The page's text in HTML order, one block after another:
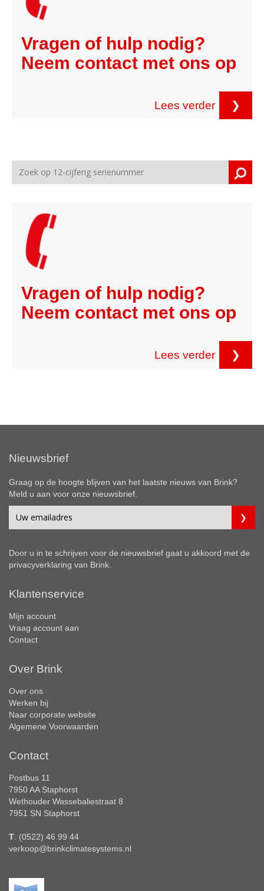
Vragen of hulp nodig?
Neem contact met ons op
Lees verder ❯
Vragen of hulp nodig?
Neem contact met ons op
Lees verder ❯
Nieuwsbrief
Graag op de hoogte blijven van het laatste nieuws van Brink?
Meld u aan voor onze nieuwsbrief.
Door u in te schrijven voor de nieuwsbrief gaat u akkoord met de
privacyverklaring van Brink.
Klantenservice
Mijn account
Vraag account aan
Contact
Over Brink
Over ons
Werken bij
Naar corporate website
Algemene Voorwaarden
Contact
Postbus 11
7950 AA Staphorst
Wethouder Wassebaliestraat 8
7951 SN Staphorst
T . (0522) 46 99 44
verkoop@brinkclimatesystems.nl